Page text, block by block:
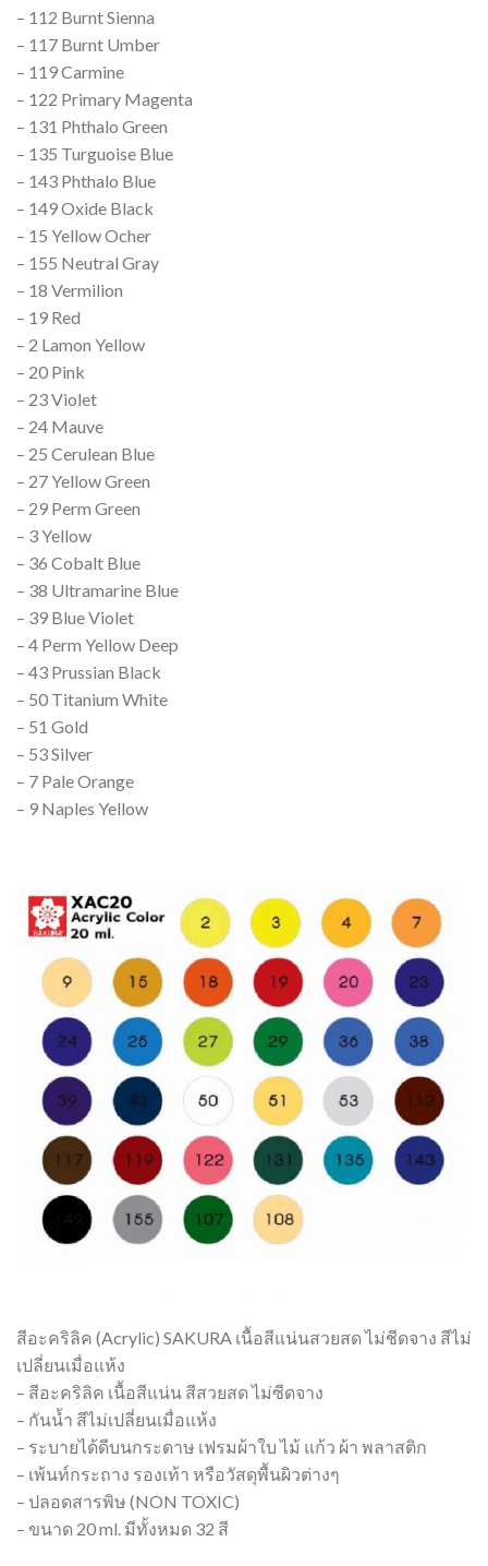
– 112 Burnt Sienna
– 117 Burnt Umber
– 119 Carmine
– 122 Primary Magenta
– 131 Phthalo Green
– 135 Turguoise Blue
– 143 Phthalo Blue
– 149 Oxide Black
– 15 Yellow Ocher
– 155 Neutral Gray
– 18 Vermilion
– 19 Red
– 2 Lamon Yellow
– 20 Pink
– 23 Violet
– 24 Mauve
– 25 Cerulean Blue
– 27 Yellow Green
– 29 Perm Green
– 3 Yellow
– 36 Cobalt Blue
– 38 Ultramarine Blue
– 39 Blue Violet
– 4 Perm Yellow Deep
– 43 Prussian Black
– 50 Titanium White
– 51 Gold
– 53 Silver
– 7 Pale Orange
– 9 Naples Yellow
สีอะคริลิค (Acrylic) SAKURA เนื้อสีแน่นสวยสด ไม่ชีดจาง สีไม่
เปลี่ยนเมื่อแห้ง
– สีอะคริลิค เนื้อสีแน่น สีสวยสด ไม่ซีดจาง
– กันน้ำ สีไม่เปลี่ยนเมื่อแห้ง
– ระบายได้ดีบนกระดาษ เฟรมผ้าใบ ไม้ แก้ว ผ้า พลาสติก
– เพ้นท์กระถาง รองเท้า หรือวัสดุพื้นผิวต่างๆ
– ปลอดสารพิษ (NON TOXIC)
– ขนาด 20 ml. มีทั้งหมด 32 สี